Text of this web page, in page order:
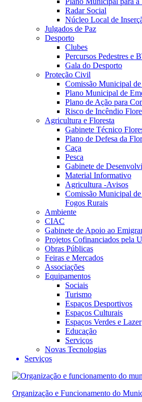
Radar Social
Núcleo Local de
Julgados de Paz
Desporto
Clubes
Percursos Pedestres e
Gala do Desporto
Proteção Civil
Comissão Municipal
Plano Municipal de
Plano de Ação para
Risco de Incêndio
Agricultura e Floresta
Gabinete Técnico
Plano de Defesa da
Caça
Pesca
Gabinete de
Material Informativo
Agricultura -Avisos
Comissão Municipal
Fogos Rurais
Ambiente
CIAC
Gabinete de Apoio ao
Projetos Cofinanciados pela
Obras Públicas
Feiras e Mercados
Associações
Equipamentos
Sociais
Turismo
Espaços Desportivos
Espaços Culturais
Espaços Verdes e Lazer
Educação
Serviços
Novas Tecnologias
Serviços
Organização e Funcionamento do